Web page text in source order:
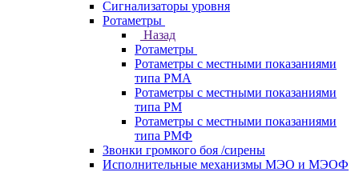
Сигнализаторы уровня
Ротаметры
Назад
Ротаметры
Ротаметры с местными показаниями
типа РМА
Ротаметры с местными показаниями
типа РМ
Ротаметры с местными показаниями
типа РМФ
Звонки громкого боя /сирены
Исполнительные механизмы МЭО и МЭОФ